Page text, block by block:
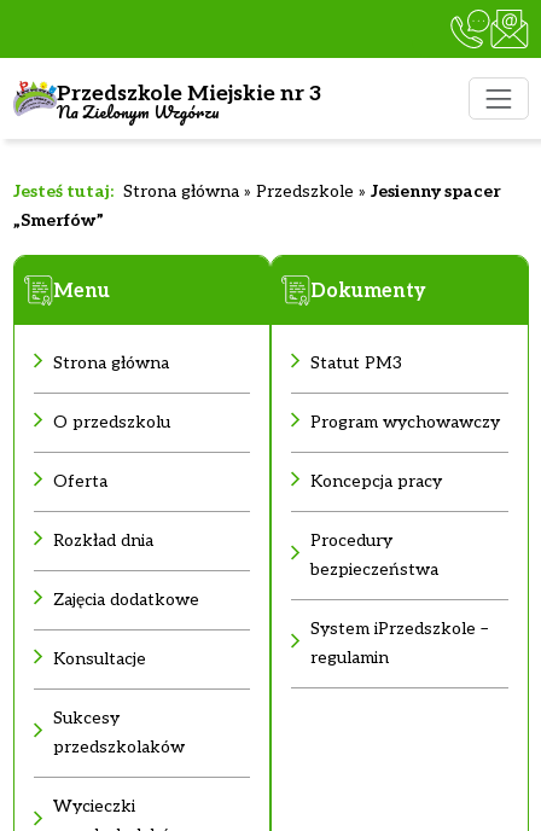
Przedszkole Miejskie nr 3
Na Zielonym Wzgórzu
Strona główna» Przedszkole » Jesienny spacer
„Smerfów”
Menu
Strona główna
O przedszkolu
Oferta
Rozkład dnia
Zajęcia dodatkowe
Konsultacje
Sukcesy
przedszkolaków
Wycieczki
Dokumenty
Statut PM3
Program wychowawczy
Koncepcja pracy
Procedury
bezpieczeństwa
System iPrzedszkole –
regulamin